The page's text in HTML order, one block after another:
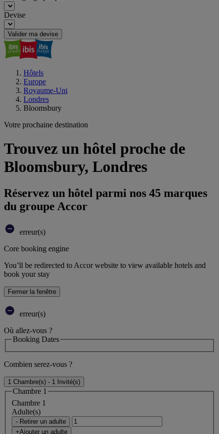
Devise
Valider ma devise
Hôtels
Europe
Royaume-Uni
Londres
Bloomsbury
Votre prochaine destination
Trouvez un hôtel proche de
Bloomsbury, Londres
Réservez un hôtel parmi nos 45 marques
du groupe Accor
erreur(s)
Core booking engine
You’ll be redirected to Accor website to view available hotels and
book your stay
Fermer la fenêtre
erreur(s)
Où allez-vous ?
Booking Dates
Combien serez-vous ?
1 Chambre(s) - 1 Invité(s)
Chambre 1
Chambre 1
Adulte(s)
- Retirer un adulte
+Ajouter un adulte